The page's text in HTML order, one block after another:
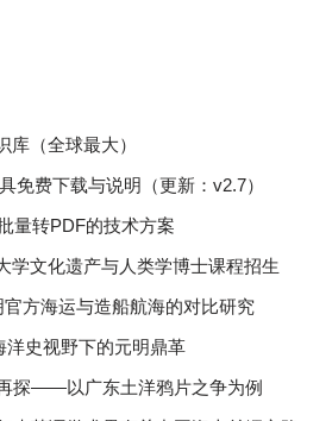
（全球最大）
免费下载与说明（更新：v2.7）
量转PDF的技术方案
学文化遗产与人类学博士课程招生
方海运与造船航海的对比研究
洋史视野下的元明鼎革
探——以广东土洋鸦片之争为例